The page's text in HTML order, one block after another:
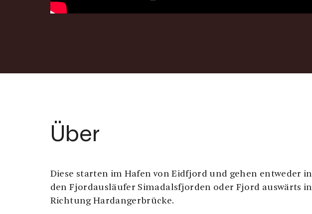
Über
Diese starten im Hafen von Eidfjord und gehen entweder in
den Fjordausläufer Simadalsfjorden oder Fjord auswärts in
Richtung Hardangerbrücke.